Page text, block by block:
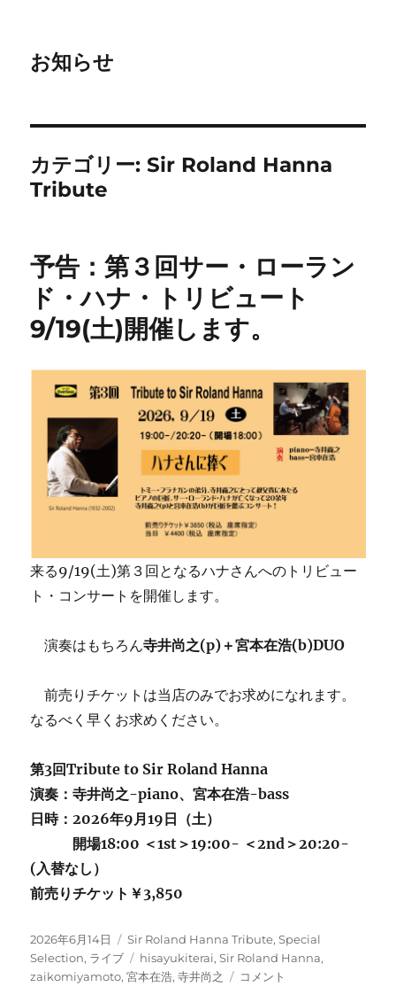
お知らせ
カテゴリー:Sir Roland Hanna
Tribute
予告：第３回サー・ローラン
ド・ハナ・トリビュート
9/19(土)開催します。
来る9/19(土)第３回となるハナさんへのトリビュー
ト・コンサートを開催します。
演奏はもちろん寺井尚之(p)＋宮本在浩(b)DUO
前売りチケットは当店のみでお求めになれます。
なるべく早くお求めください。
第3回Tribute to Sir Roland Hanna
演奏：寺井尚之-piano、宮本在浩-bass
日時：2026年9月19日（土）
開場18:00 ＜1st＞19:00- ＜2nd＞20:20-
(入替なし）
前売りチケット￥3,850
投
稿
日:
2026年6月14日
カ
テ
ゴ
Sir Roland Hanna Tribute,Special
Selection, ライブ
タ
グ
hisayukiterai,Sir Roland Hanna,
zaikomiyamoto,宮本在浩,寺井尚之
予
コメント